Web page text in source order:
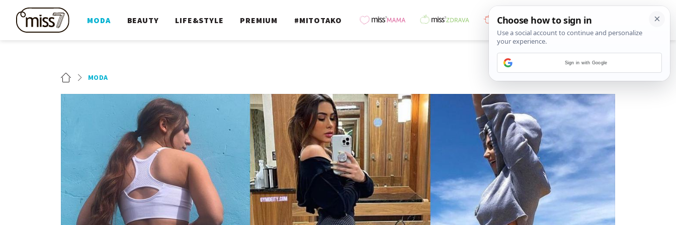
MODA BEAUTY LIFE&STYLE PREMIUM #MITOTAKO
MODA
Sign in with Google